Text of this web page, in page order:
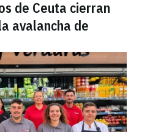
de Ceuta cierran
avalancha de